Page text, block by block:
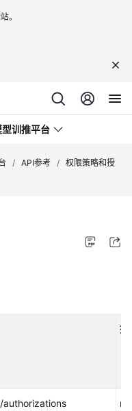
。
训推平台
/ API参考 / 权限策略和授
授
authorizations